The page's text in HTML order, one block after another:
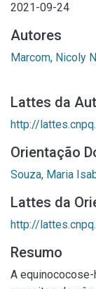
2021-09-24
Autores
Marcom, Nicoly
Lattes da
http://
Orientação
Souza, Maria
Lattes da
http://
Resumo
A